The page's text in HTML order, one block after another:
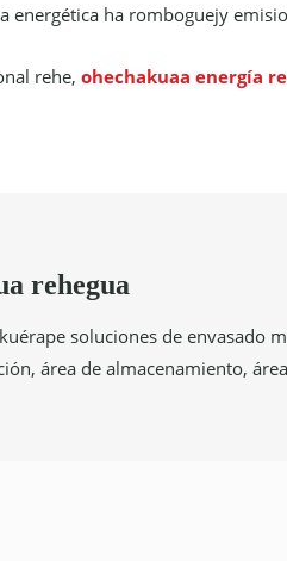
ha romboguejy
rehe, ohechakuaa energía
rehegua
soluciones de envasado
área de almacenamiento,